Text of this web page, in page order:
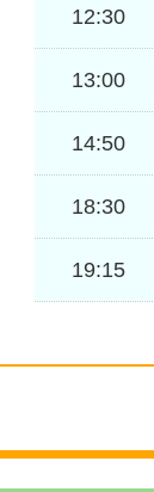
12:30
13:00
14:50
18:30
19:15